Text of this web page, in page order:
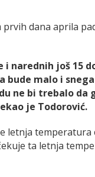
dana aprila
narednih još 15
bude malo i
ne bi trebalo da
je Todorović.
letnja temperatura
ta letnja